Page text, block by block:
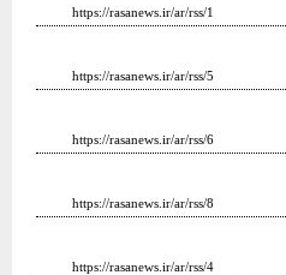
https://rasanews.ir/ar/rss/1
https://rasanews.ir/ar/rss/5
https://rasanews.ir/ar/rss/6
https://rasanews.ir/ar/rss/8
https://rasanews.ir/ar/rss/4